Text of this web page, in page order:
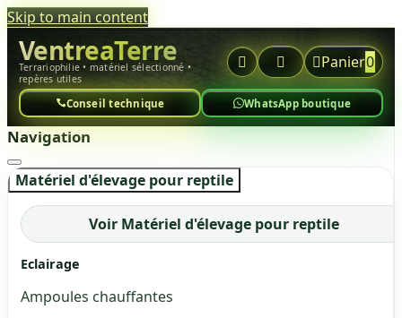
Skip to main content
VentreaTerre
Terrariophilie • matériel sélectionné •
repères utiles
  Panier0
Conseil technique WhatsApp boutique
Navigation
Matériel d'élevage pour reptile
Voir Matériel d'élevage pour reptile
Eclairage
Ampoules chauffantes